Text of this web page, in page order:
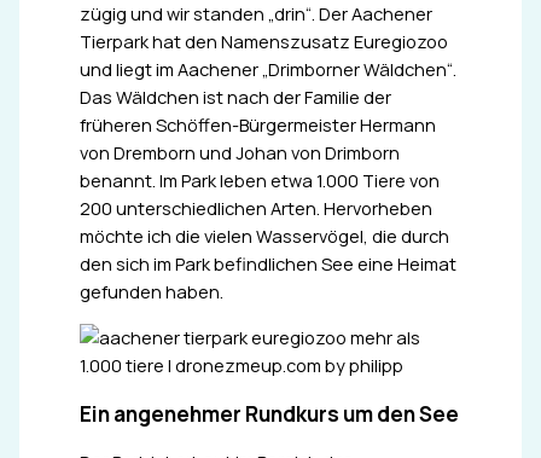
zügig und wir standen „drin“. Der Aachener
Tierpark hat den Namenszusatz Euregiozoo
und liegt im Aachener „Drimborner Wäldchen“.
Das Wäldchen ist nach der Familie der
früheren Schöffen-Bürgermeister Hermann
von Dremborn und Johan von Drimborn
benannt. Im Park leben etwa 1.000 Tiere von
200 unterschiedlichen Arten. Hervorheben
möchte ich die vielen Wasservögel, die durch
den sich im Park befindlichen See eine Heimat
gefunden haben.
Ein angenehmer Rundkurs um den See